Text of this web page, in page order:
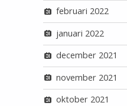
februari 2022
januari 2022
december 2021
november 2021
oktober 2021